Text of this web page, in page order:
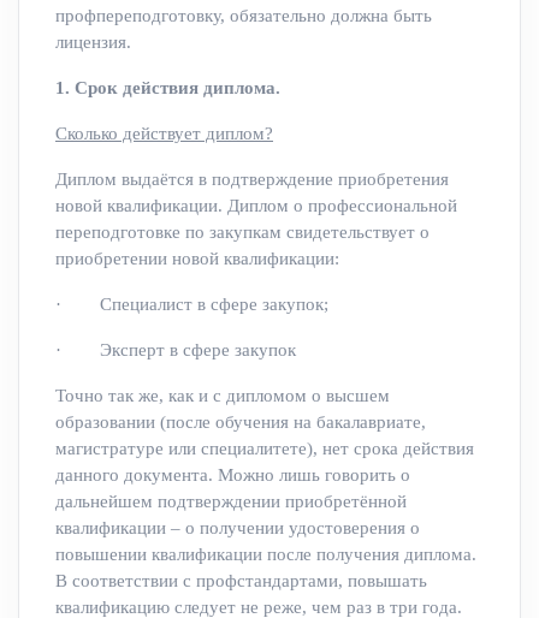
профпереподготовку, обязательно должна быть
лицензия.
1. Срок действия диплома.
Сколько действует диплом?
Диплом выдаётся в подтверждение приобретения
новой квалификации. Диплом о профессиональной
переподготовке по закупкам свидетельствует о
приобретении новой квалификации:
· Специалист в сфере закупок;
· Эксперт в сфере закупок
Точно так же, как и с дипломом о высшем
образовании (после обучения на бакалавриате,
магистратуре или специалитете), нет срока действия
данного документа. Можно лишь говорить о
дальнейшем подтверждении приобретённой
квалификации – о получении удостоверения о
повышении квалификации после получения диплома.
В соответствии с профстандартами, повышать
квалификацию следует не реже, чем раз в три года.